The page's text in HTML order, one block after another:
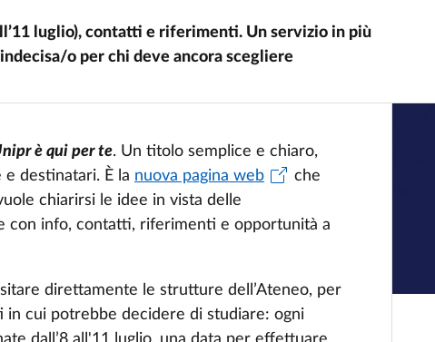
luglio), contatti e riferimenti. Un servizio in più
o per chi deve ancora scegliere
è qui per te. Un titolo semplice e chiaro,
destinatari. È la nuova pagina web
che
chiarirsi le idee in vista delle
con info, contatti, riferimenti e opportunità a
direttamente le strutture dell’Ateneo, per
in cui potrebbe decidere di studiare: ogni